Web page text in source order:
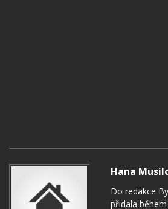
Hana
Do redakce
přidala